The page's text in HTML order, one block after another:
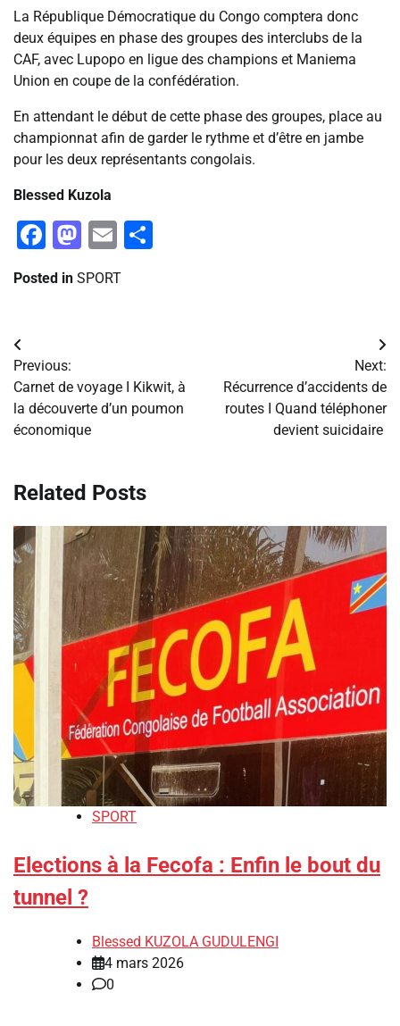
La République Démocratique du Congo comptera donc
deux équipes en phase des groupes des interclubs de la
CAF, avec Lupopo en ligue des champions et Maniema
Union en coupe de la confédération.
En attendant le début de cette phase des groupes, place au
championnat afin de garder le rythme et d’être en jambe
pour les deux représentants congolais.
Blessed Kuzola
Facebook
Mastodon
Email
Posted in SPORT
Navigation
de
l’article
Previous:
Carnet de voyage I Kikwit, à
la découverte d’un poumon
économique
Next:
Récurrence d’accidents de
routes I Quand téléphoner
devient suicidaire
Related Posts
SPORT
Elections à la Fecofa : Enfin le bout du
tunnel ?
Blessed KUZOLA GUDULENGI
4 mars 2026
0